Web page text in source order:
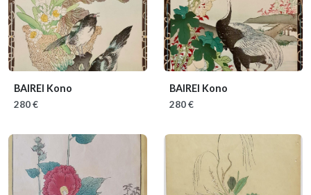
BAIREI Kono
280 €
BAIREI Kono
280 €